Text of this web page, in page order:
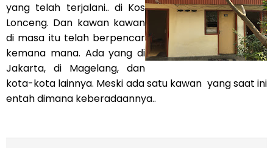
yang telah terjalani.. di Kos
Lonceng. Dan kawan kawan
di masa itu telah berpencar
kemana mana. Ada yang di
Jakarta, di Magelang, dan
kota-kota lainnya. Meski ada satu kawan yang saat ini
entah dimana keberadaannya..